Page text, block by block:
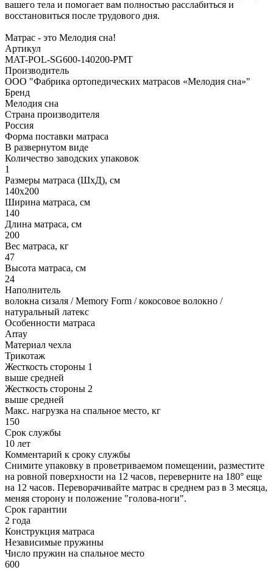
вашего тела и помогает вам полностью расслабиться и
восстановиться после трудового дня.
Матрас - это Мелодия сна!
Артикул
MAT-POL-SG600-140200-PMT
Производитель
ООО "Фабрика ортопедических матрасов «Мелодия сна»"
Бренд
Мелодия сна
Страна производителя
Россия
Форма поставки матраса
В развернутом виде
Количество заводских упаковок
1
Размеры матраса (ШхД), см
140х200
Ширина матраса, см
140
Длина матраса, см
200
Вес матраса, кг
47
Высота матраса, см
24
Наполнитель
волокна сизаля / Memory Form / кокосовое волокно /
натуральный латекс
Особенности матраса
Array
Материал чехла
Трикотаж
Жесткость стороны 1
выше средней
Жесткость стороны 2
выше средней
Макс. нагрузка на спальное место, кг
150
Срок службы
10 лет
Комментарий к сроку службы
Снимите упаковку в проветриваемом помещении, разместите
на ровной поверхности на 12 часов, переверните на 180° еще
на 12 часов. Переворачивайте матрас в среднем раз в 3 месяца,
меняя сторону и положение "голова-ноги".
Срок гарантии
2 года
Конструкция матраса
Независимые пружины
Число пружин на спальное место
600